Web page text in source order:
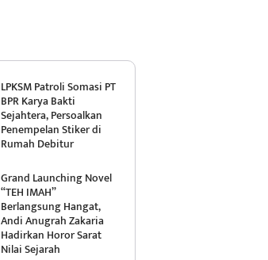
LPKSM Patroli Somasi PT
BPR Karya Bakti
Sejahtera, Persoalkan
Penempelan Stiker di
Rumah Debitur
Grand Launching Novel
“TEH IMAH”
Berlangsung Hangat,
Andi Anugrah Zakaria
Hadirkan Horor Sarat
Nilai Sejarah